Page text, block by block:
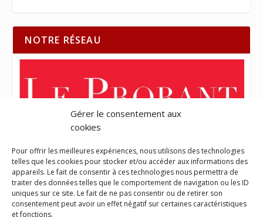
Gérer le consentement aux
cookies
Pour offrir les meilleures expériences, nous utilisons des technologies
telles que les cookies pour stocker et/ou accéder aux informations des
appareils. Le fait de consentir à ces technologies nous permettra de
traiter des données telles que le comportement de navigation ou les ID
uniques sur ce site. Le fait de ne pas consentir ou de retirer son
consentement peut avoir un effet négatif sur certaines caractéristiques
et fonctions.
NOTRE RÉSEAU